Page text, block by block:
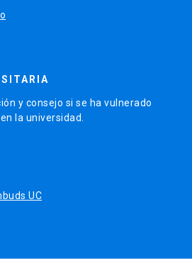
y consejo si se ha vulnerado
la universidad.
UC